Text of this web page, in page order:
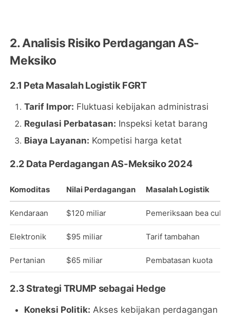
2. Analisis Risiko Perdagangan AS-
Meksiko
2.1 Peta Masalah Logistik FGRT
Tarif Impor: Fluktuasi kebijakan administrasi
Regulasi Perbatasan: Inspeksi ketat barang
Biaya Layanan: Kompetisi harga ketat
2.2 Data Perdagangan AS-Meksiko 2024
Komoditas Nilai Perdagangan Masalah Logistik
Kendaraan $120 miliar Pemeriksaan bea cukai
Elektronik $95 miliar Tarif tambahan
Pertanian $65 miliar Pembatasan kuota
2.3 Strategi TRUMP sebagai Hedge
Koneksi Politik: Akses kebijakan perdagangan